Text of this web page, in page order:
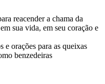
reacender a chama da
sua vida, em seu coração e
e orações para as queixas
benzedeiras